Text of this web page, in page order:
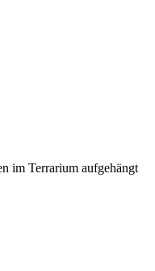
im Terrarium aufgehängt